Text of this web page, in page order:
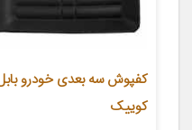
کوییک